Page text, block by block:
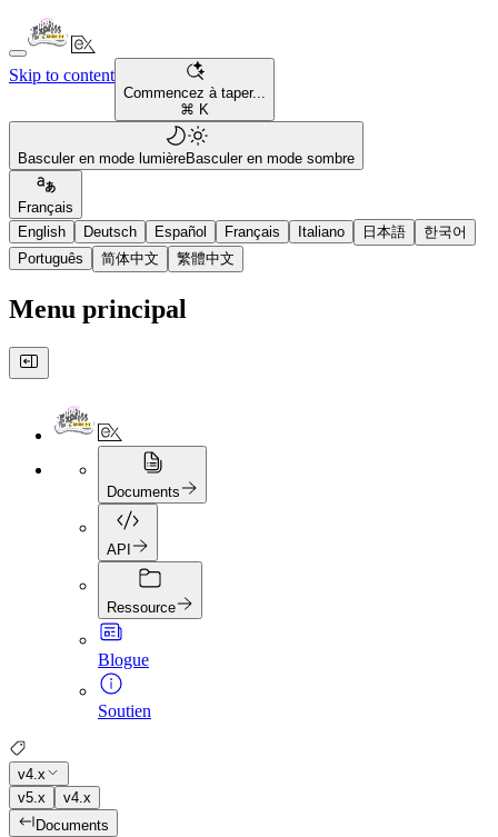
Skip to content
Commencez à taper...
⌘ K
Basculer en mode lumièreBasculer en mode sombre
Français
English
Deutsch Español Français Italiano 日本語
한국어
Português
简体中文 繁體中文
Menu principal
Documents
API
Ressource
Blogue
Soutien
v4.x
v5.x
v4.x
Documents